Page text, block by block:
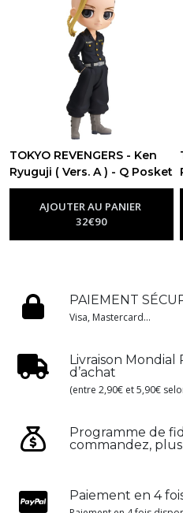
TOKYO REVENGERS - Ken
Ryuguji ( Vers. A ) - Q Posket
15cm-Figurine Tokyo Revengers
AJOUTER AU PANIER
32€90
PAIEMENT
Visa, Mastercard...
Livraison
d’achat
(entre 2,90€ et 5,90€
Programme de
commandez,
Paiement en 4